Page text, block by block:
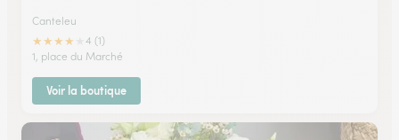
Canteleu
★★★★
4 (1)
1, place du Marché
Voir la boutique